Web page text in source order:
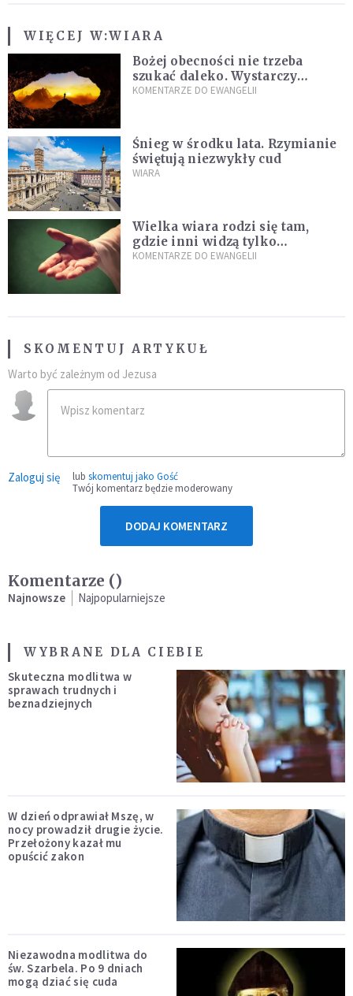
WIĘCEJ W:WIARA
Bożej obecności nie trzeba
szukać daleko. Wystarczy
nauczyć się słuchać
KOMENTARZE DO EWANGELII
Śnieg w środku lata. Rzymianie
świętują niezwykły cud
WIARA
Wielka wiara rodzi się tam,
gdzie inni widzą tylko
przeszkody
KOMENTARZE DO EWANGELII
SKOMENTUJ ARTYKUŁ
Warto być zależnym od Jezusa
Zaloguj się lub skomentuj jako Gość
Twój komentarz będzie moderowany
DODAJ KOMENTARZ
Komentarze ()
Najnowsze Najpopularniejsze
WYBRANE DLA CIEBIE
Skuteczna modlitwa w
sprawach trudnych i
beznadziejnych
W dzień odprawiał Mszę, w
nocy prowadził drugie życie.
Przełożony kazał mu
opuścić zakon
Niezawodna modlitwa do
św. Szarbela. Po 9 dniach
mogą dziać się cuda